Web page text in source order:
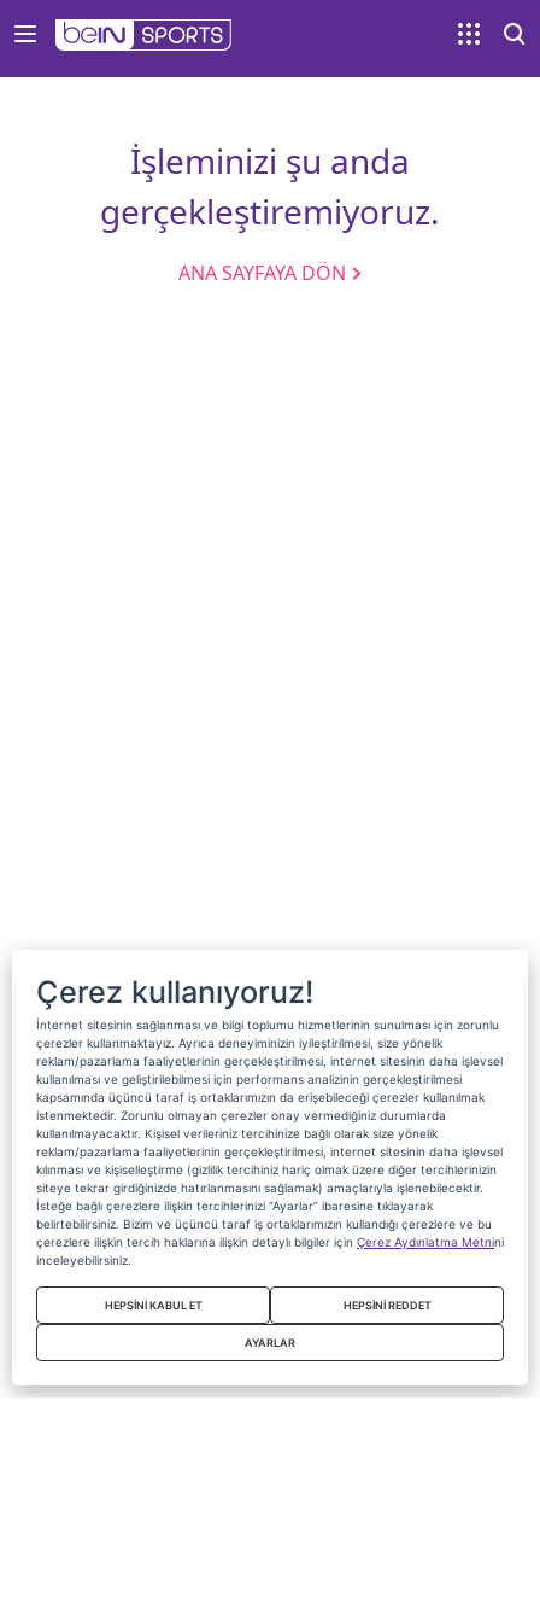
İşleminizi şu anda
gerçekleştiremiyoruz.
ANA SAYFAYA DÖN
Çerez kullanıyoruz!
İnternet sitesinin sağlanması ve bilgi toplumu hizmetlerinin sunulması için zorunlu
çerezler kullanmaktayız. Ayrıca deneyiminizin iyileştirilmesi, size yönelik
reklam/pazarlama faaliyetlerinin gerçekleştirilmesi, internet sitesinin daha işlevsel
kullanılması ve geliştirilebilmesi için performans analizinin gerçekleştirilmesi
kapsamında üçüncü taraf iş ortaklarımızın da erişebileceği çerezler kullanılmak
istenmektedir. Zorunlu olmayan çerezler onay vermediğiniz durumlarda
kullanılmayacaktır. Kişisel verileriniz tercihinize bağlı olarak size yönelik
reklam/pazarlama faaliyetlerinin gerçekleştirilmesi, internet sitesinin daha işlevsel
kılınması ve kişiselleştirme (gizlilik tercihiniz hariç olmak üzere diğer tercihlerinizin
siteye tekrar girdiğinizde hatırlanmasını sağlamak) amaçlarıyla işlenebilecektir.
İsteğe bağlı çerezlere ilişkin tercihlerinizi “Ayarlar” ibaresine tıklayarak
belirtebilirsiniz. Bizim ve üçüncü taraf iş ortaklarımızın kullandığı çerezlere ve bu
çerezlere ilişkin tercih haklarına ilişkin detaylı bilgiler için Çerez Aydınlatma Metnini
inceleyebilirsiniz.
HEPSİNİ KABUL ET HEPSİNİ REDDET
AYARLAR